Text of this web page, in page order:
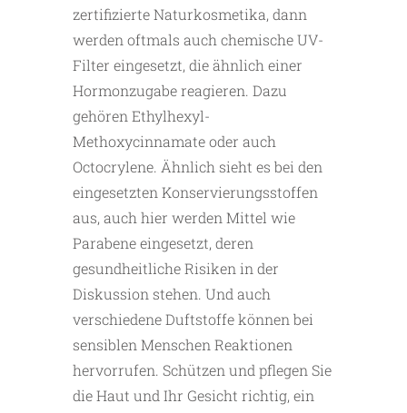
zertifizierte Naturkosmetika, dann
werden oftmals auch chemische UV-
Filter eingesetzt, die ähnlich einer
Hormonzugabe reagieren. Dazu
gehören Ethylhexyl-
Methoxycinnamate oder auch
Octocrylene. Ähnlich sieht es bei den
eingesetzten Konservierungsstoffen
aus, auch hier werden Mittel wie
Parabene eingesetzt, deren
gesundheitliche Risiken in der
Diskussion stehen. Und auch
verschiedene Duftstoffe können bei
sensiblen Menschen Reaktionen
hervorrufen. Schützen und pflegen Sie
die Haut und Ihr Gesicht richtig, ein